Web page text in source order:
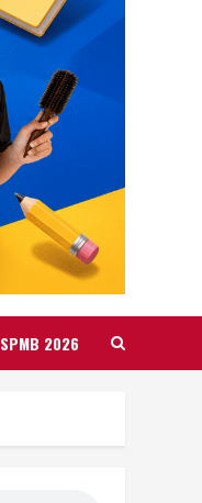
SPMB 2026